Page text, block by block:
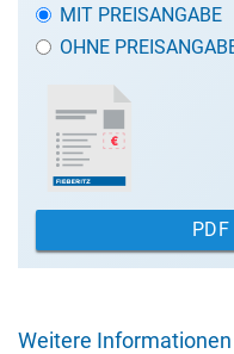
MIT PREISANGABE
OHNE
PDF
Weitere Informationen